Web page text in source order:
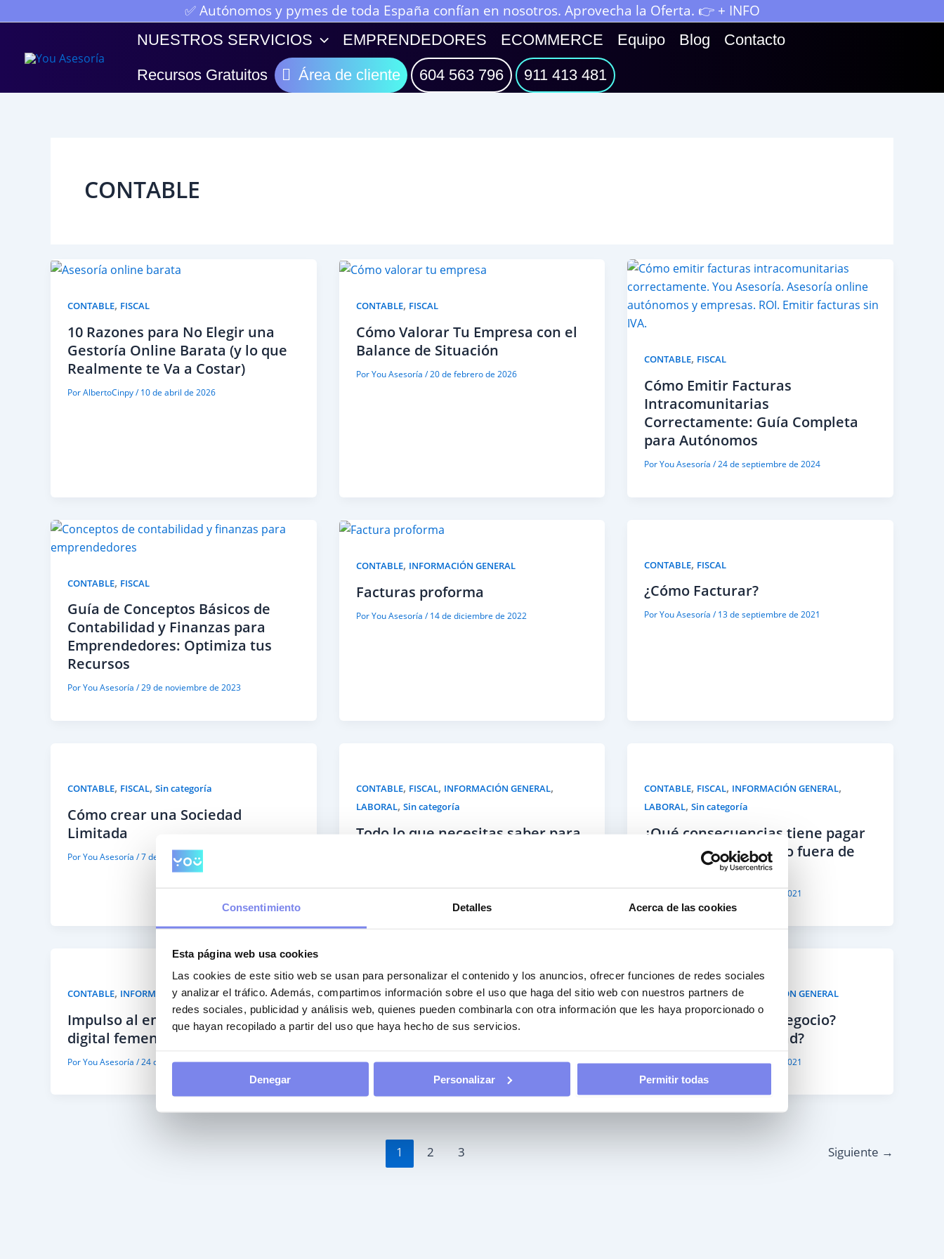
Consentimiento Detalles Acerca de las cookies
Esta página web usa cookies
Las cookies de este sitio web se usan para personalizar el contenido y los anuncios, ofrecer funciones de redes sociales
y analizar el tráfico. Además, compartimos información sobre el uso que haga del sitio web con nuestros partners de
redes sociales, publicidad y análisis web, quienes pueden combinarla con otra información que les haya proporcionado o
que hayan recopilado a partir del uso que haya hecho de sus servicios.
Denegar Personalizar Permitir todas
al
✅ Autónomos y pymes de toda España confían en nosotros. Aprovecha la Oferta. 👉 + INFO
NUESTROS SERVICIOS EMPRENDEDORES ECOMMERCE Equipo Blog
Contacto
Recursos Gratuitos
Área de cliente 604 563 796 911 413 481
CONTABLE
CONTABLE, FISCAL
10 Razones para No Elegir una
Gestoría Online Barata (y lo que
Realmente te Va a Costar)
PorAlbertoCinpy/10 de abril de 2026
CONTABLE, FISCAL
Cómo Valorar Tu Empresa con el
Balance de Situación
PorYou Asesoría /20 de febrero de 2026
CONTABLE, FISCAL
Cómo Emitir Facturas
Intracomunitarias
Correctamente: Guía Completa
para Autónomos
PorYou Asesoría/24 de septiembre de 2024
CONTABLE, FISCAL
Guía de Conceptos Básicos de
Contabilidad y Finanzas para
Emprendedores: Optimiza tus
Recursos
PorYou Asesoría /29 de noviembre de 2023
CONTABLE, INFORMACIÓN GENERAL
Facturas proforma
PorYou Asesoría /14 de diciembre de 2022
CONTABLE, FISCAL
¿Cómo Facturar?
PorYou Asesoría/13 de septiembre de 2021
CONTABLE, FISCAL, Sin categoría
Cómo crear una Sociedad
Limitada
PorYou Asesoría /7 de septiembre de 2021
CONTABLE, FISCAL, INFORMACIÓN GENERAL,
LABORAL, Sin categoría
Todo lo que necesitas saber para
CONTABLE, FISCAL, INFORMACIÓN GENERAL,
LABORAL,Sin categoría
¿Qué consecuencias tiene pagar
la cuota de autónomo fuera de
26 de agosto de 2021
CONTABLE, INFORMACIÓN GENERAL, Sin categoría
Impulso al emprendimiento
digital femenino
PorYou Asesoría /24 de agosto de 2021
CONTABLE,FISCAL, LABORAL ,Sin categoría
¿PUEDO FACTURAR SIN SER
AUTÓNOMO?
Por You Asesoría/18 de agosto de 2021
CONTABLE,FISCAL,INFORMACIÓN GENERAL
¿Cómo empiezo mi negocio?
¿Autónomo o sociedad?
PorYou Asesoría/11 de agosto de 2021
1 2 3 Siguiente →